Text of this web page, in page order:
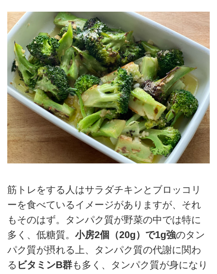
筋トレをする人はサラダチキンとブロッコリ
ーを食べているイメージがありますが、それ
もそのはず。タンパク質が野菜の中では特に
多く、低糖質。 小房2個（20g）で1g強のタン
パク質が摂れる上、タンパク質の代謝に関わ
る ビタミンB群も多く、タンパク質が身になり